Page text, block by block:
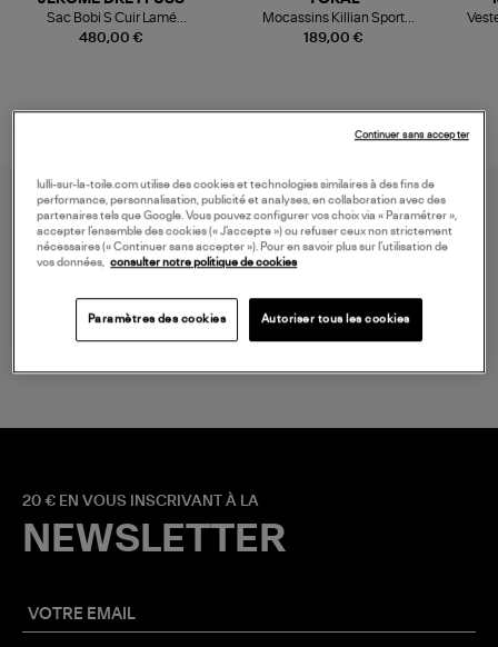
480,00 €
Sac Bobi S Cuir Lamé
Champagne
189,00 €
Mocassins Killian Sport
Mousse
LIVRAISON GRATUITE
à partir de 150 € d'achat*
20 € EN VOUS INSCRIVANT À LA
NEWSLETTER
lulli-sur-la-toile.com utilise des cookies et technologies similaires à des fins de
performance, personnalisation, publicité et analyses, en collaboration avec des
partenaires tels que Google. Vous pouvez configurer vos choix via « Paramétrer »,
accepter l’ensemble des cookies (« J’accepte ») ou refuser ceux non strictement
nécessaires (« Continuer sans accepter »). Pour en savoir plus sur l’utilisation de
vos données, consulter notre politique de cookies
Paramètres des cookies Autoriser tous les cookies
Continuer sans accepter